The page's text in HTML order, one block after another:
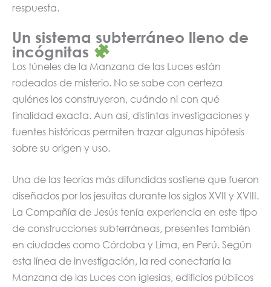
respuesta.
Un sistema subterráneo lleno de
incógnitas
Los túneles de la Manzana de las Luces están
rodeados de misterio. No se sabe con certeza
quiénes los construyeron, cuándo ni con qué
finalidad exacta. Aun así, distintas investigaciones y
fuentes históricas permiten trazar algunas hipótesis
sobre su origen y uso.
Una de las teorías más difundidas sostiene que fueron
diseñados por los jesuitas durante los siglos XVII y XVIII.
La Compañía de Jesús tenía experiencia en este tipo
de construcciones subterráneas, presentes también
en ciudades como Córdoba y Lima, en Perú. Según
esta línea de investigación, la red conectaría la
Manzana de las Luces con iglesias, edificios públicos